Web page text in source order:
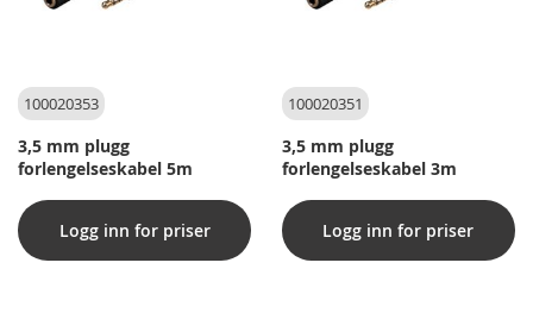
100020353
3,5 mm plugg
forlengelseskabel 5m
Logg inn for priser
100020351
3,5 mm plugg
forlengelseskabel 3m
Logg inn for priser